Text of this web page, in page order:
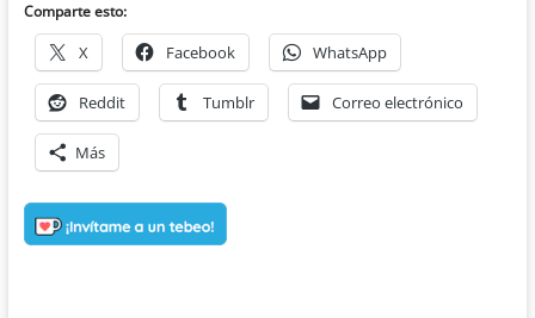
Comparte esto:
X Facebook WhatsApp
Reddit Tumblr Correo electrónico
Más